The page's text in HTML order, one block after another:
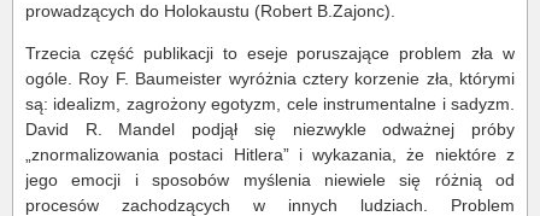
prowadzących do Holokaustu (Robert B.Zajonc).
Trzecia część publikacji to eseje poruszające problem zła w
ogóle. Roy F. Baumeister wyróżnia cztery korzenie zła, którymi
są: idealizm, zagrożony egotyzm, cele instrumentalne i sadyzm.
David R. Mandel podjął się niezwykle odważnej próby
„znormalizowania postaci Hitlera” i wykazania, że niektóre z
jego emocji i sposobów myślenia niewiele się różnią od
procesów zachodzących w innych ludziach. Problem